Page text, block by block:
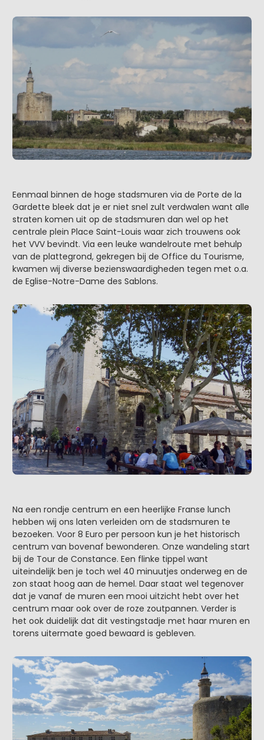
Eenmaal binnen de hoge stadsmuren via de Porte de la
Gardette bleek dat je er niet snel zult verdwalen want alle
straten komen uit op de stadsmuren dan wel op het
centrale plein Place Saint-Louis waar zich trouwens ook
het VVV bevindt. Via een leuke wandelroute met behulp
van de plattegrond, gekregen bij de Office du Tourisme,
kwamen wij diverse bezienswaardigheden tegen met o.a.
de Eglise-Notre-Dame des Sablons.
Na een rondje centrum en een heerlijke Franse lunch
hebben wij ons laten verleiden om de stadsmuren te
bezoeken. Voor 8 Euro per persoon kun je het historisch
centrum van bovenaf bewonderen. Onze wandeling start
bij de Tour de Constance. Een flinke tippel want
uiteindelijk ben je toch wel 40 minuutjes onderweg en de
zon staat hoog aan de hemel. Daar staat wel tegenover
dat je vanaf de muren een mooi uitzicht hebt over het
centrum maar ook over de roze zoutpannen. Verder is
het ook duidelijk dat dit vestingstadje met haar muren en
torens uitermate goed bewaard is gebleven.